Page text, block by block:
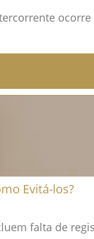
Evitá-los?
falta de